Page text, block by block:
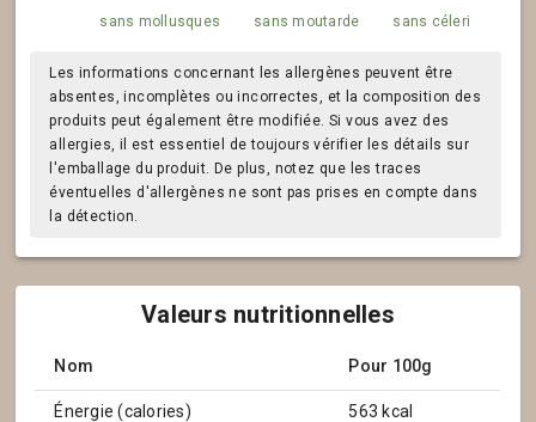
sans mollusques sans moutarde sans céleri
Les informations concernant les allergènes peuvent être
absentes, incomplètes ou incorrectes, et la composition des
produits peut également être modifiée. Si vous avez des
allergies, il est essentiel de toujours vérifier les détails sur
l'emballage du produit. De plus, notez que les traces
éventuelles d'allergènes ne sont pas prises en compte dans
la détection.
Valeurs nutritionnelles
Nom Pour 100g
Énergie (calories) 563 kcal